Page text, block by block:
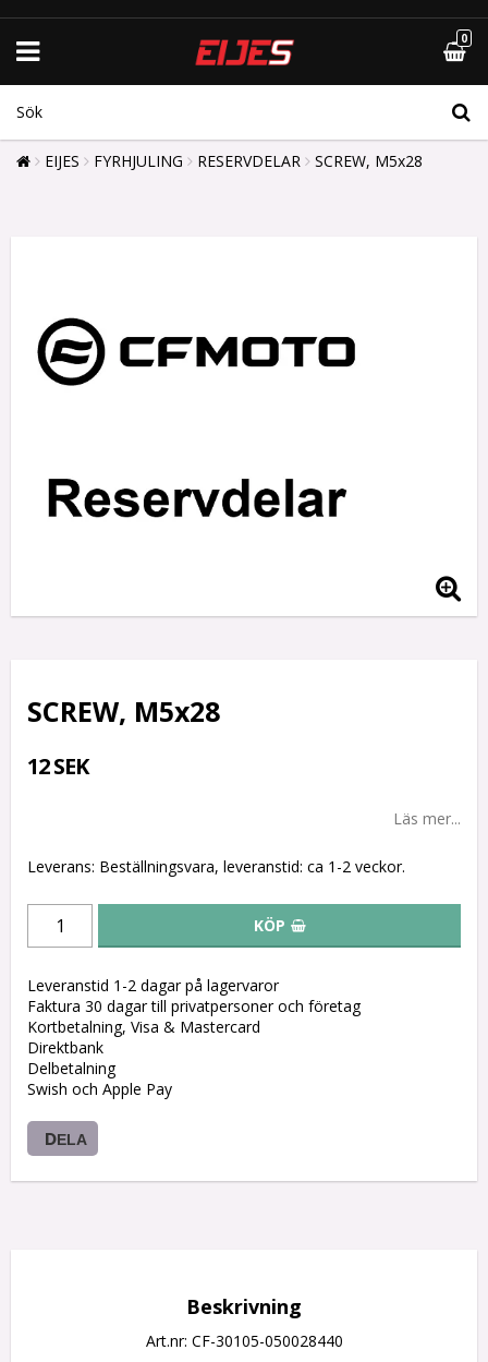
0
EIJES FYRHJULING RESERVDELAR SCREW, M5x28
SCREW, M5x28
12 SEK
Läs mer...
Leverans: Beställningsvara, leveranstid: ca 1-2 veckor.
KÖP
Leveranstid 1-2 dagar på lagervaror
Faktura 30 dagar till privatpersoner och företag
Kortbetalning, Visa & Mastercard
Direktbank
Delbetalning
Swish och Apple Pay
DELA
Beskrivning
Art.nr: CF-30105-050028440